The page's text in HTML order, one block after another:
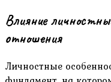
Влияние
отношения
Личностные